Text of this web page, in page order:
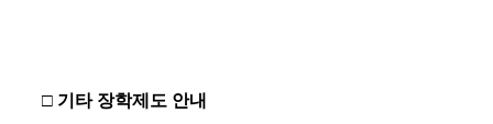
□ 기타 장학제도 안내